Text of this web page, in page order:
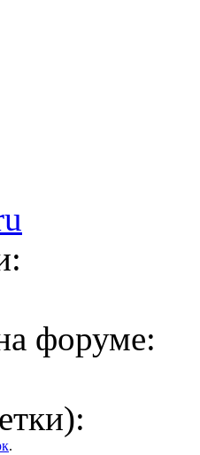
форуме:
.